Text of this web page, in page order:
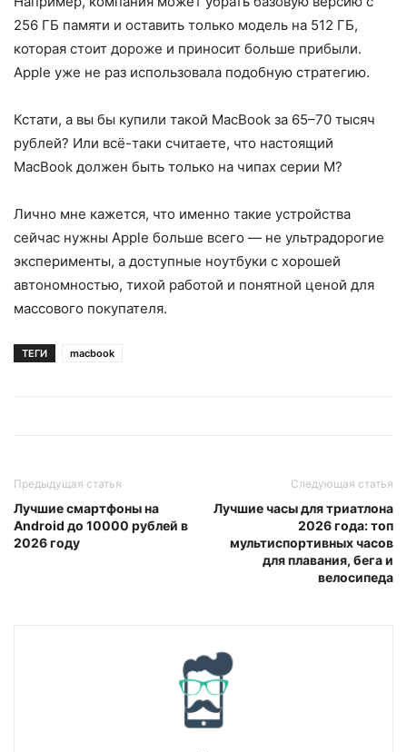
256 ГБ памяти и оставить только модель на 512 ГБ,
которая стоит дороже и приносит больше прибыли.
Apple уже не раз использовала подобную стратегию.
Кстати, а вы бы купили такой MacBook за 65–70 тысяч
рублей? Или всё-таки считаете, что настоящий
MacBook должен быть только на чипах серии M?
Лично мне кажется, что именно такие устройства
сейчас нужны Apple больше всего — не ультрадорогие
эксперименты, а доступные ноутбуки с хорошей
автономностью, тихой работой и понятной ценой для
массового покупателя.
ТЕГИ macbook
Предыдущая статья
Лучшие смартфоны на
Android до 10000 рублей в
2026 году
Следующая статья
Лучшие часы для триатлона
2026 года: топ
мультиспортивных часов
для плавания, бега и
велосипеда